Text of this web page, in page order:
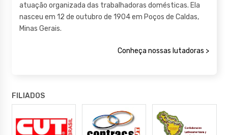
atuação organizada das trabalhadoras domésticas. Ela
nasceu em 12 de outubro de 1904 em Poços de Caldas,
Minas Gerais.
Conheça nossas lutadoras >
FILIADOS